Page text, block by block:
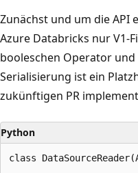
Zunächst und um die API
Azure Databricks nur V1-
booleschen Operator
Serialisierung ist ein
zukünftigen PR
Python
class